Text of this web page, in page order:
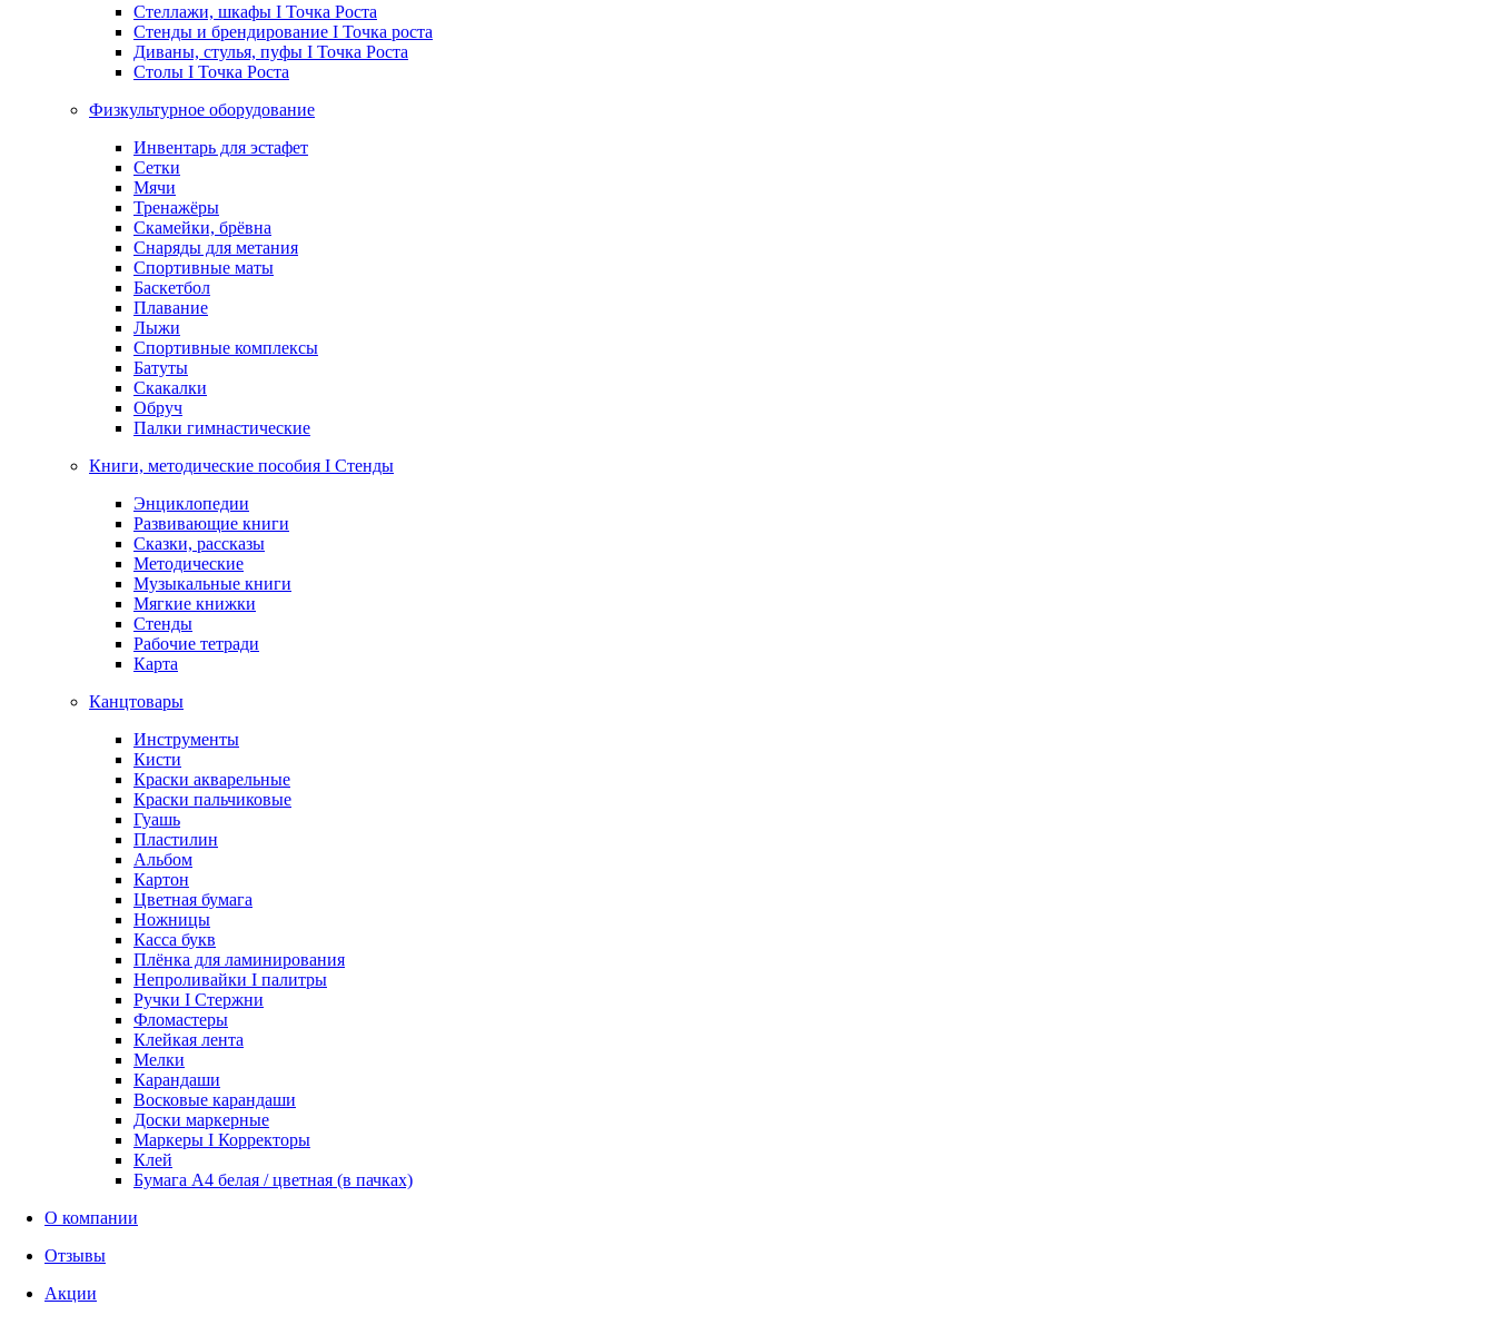
Стеллажи, шкафы I Точка Роста
Стенды и брендирование I Точка роста
Диваны, стулья, пуфы I Точка Роста
Столы I Точка Роста
Физкультурное оборудование
Инвентарь для эстафет
Сетки
Мячи
Тренажёры
Скамейки, брёвна
Снаряды для метания
Спортивные маты
Баскетбол
Плавание
Лыжи
Спортивные комплексы
Батуты
Скакалки
Обруч
Палки гимнастические
Книги, методические пособия I Стенды
Энциклопедии
Развивающие книги
Сказки, рассказы
Методические
Музыкальные книги
Мягкие книжки
Стенды
Рабочие тетради
Карта
Канцтовары
Инструменты
Кисти
Краски акварельные
Краски пальчиковые
Гуашь
Пластилин
Альбом
Картон
Цветная бумага
Ножницы
Касса букв
Плёнка для ламинирования
Непроливайки I палитры
Ручки I Стержни
Фломастеры
Клейкая лента
Мелки
Карандаши
Восковые карандаши
Доски маркерные
Маркеры I Корректоры
Клей
Бумага А4 белая / цветная (в пачках)
О компании
Отзывы
Акции